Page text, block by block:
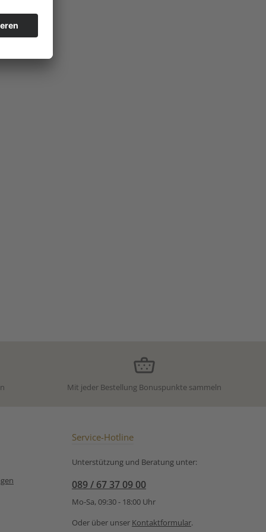
Mit jeder Bestellung Bonuspunkte sammeln
Service-Hotline
Unterstützung und Beratung unter:
089 / 67 37 09 00
Mo-Sa, 09:30 - 18:00 Uhr
Oder über unser Kontaktformular.